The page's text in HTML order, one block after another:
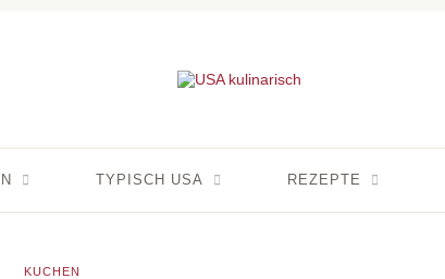
TYPISCH USA REZEPTE
KUCHEN